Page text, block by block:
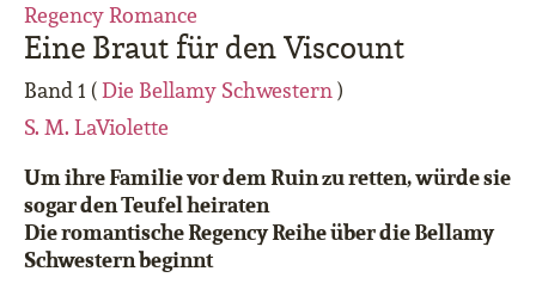
Eine Braut für den Viscount
Band 1 (Die Bellamy Schwestern)
S. M. LaViolette
Regency Romance
Um ihre Familie vor dem Ruin zu retten, würde sie
sogar den Teufel heiraten
Die romantische Regency Reihe über die Bellamy
Schwestern beginnt